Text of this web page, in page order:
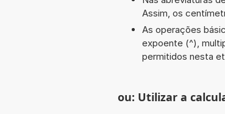
Assim, os
As operações
expoente (^),
permitidos nesta
ou: Utilizar a